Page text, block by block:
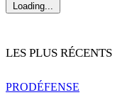
Loading...
LES PLUS RÉCENTS
PRODÉFENSE